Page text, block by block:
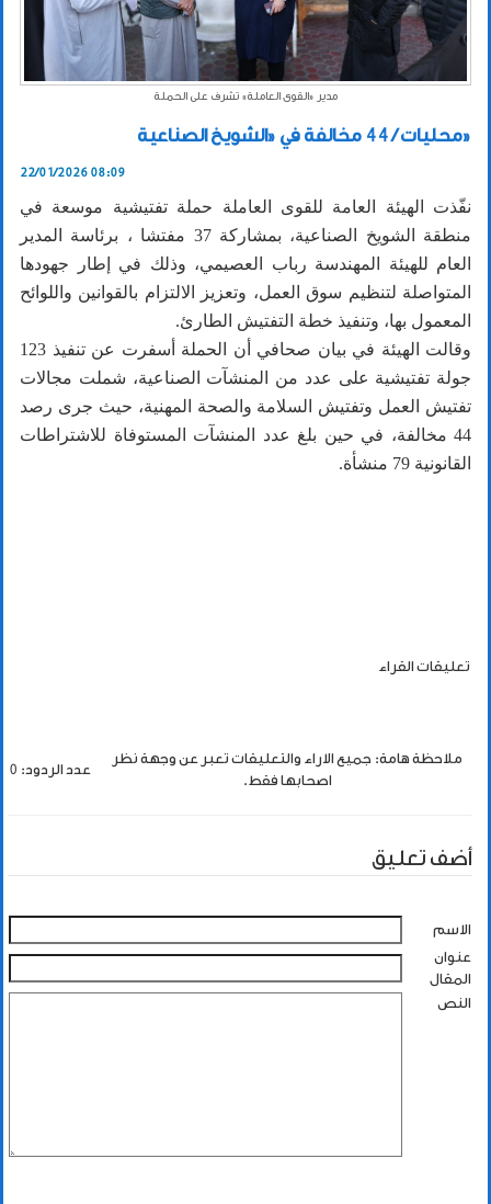
مدير «القوى العاملة» تشرف على الحملة
محليات / 44 مخالفة في «الشويخ الصناعية»
22/01/2026 08:09
نفّذت الهيئة العامة للقوى العاملة حملة تفتيشية موسعة في
منطقة الشويخ الصناعية، بمشاركة 37 مفتشا ، برئاسة المدير
العام للهيئة المهندسة رباب العصيمي، وذلك في إطار جهودها
المتواصلة لتنظيم سوق العمل، وتعزيز الالتزام بالقوانين واللوائح
المعمول بها، وتنفيذ خطة التفتيش الطارئ.
وقالت الهيئة في بيان صحافي أن الحملة أسفرت عن تنفيذ 123
جولة تفتيشية على عدد من المنشآت الصناعية، شملت مجالات
تفتيش العمل وتفتيش السلامة والصحة المهنية، حيث جرى رصد
44 مخالفة، في حين بلغ عدد المنشآت المستوفاة للاشتراطات
القانونية 79 منشأة.
تعليقات القراء
ملاحظة هامة: جميع الاراء والتعليقات تعبر عن وجهة نظر
اصحابها فقط.
عدد الردود: 0
أضف تعليق
الاسم
عنوان
المقال
النص